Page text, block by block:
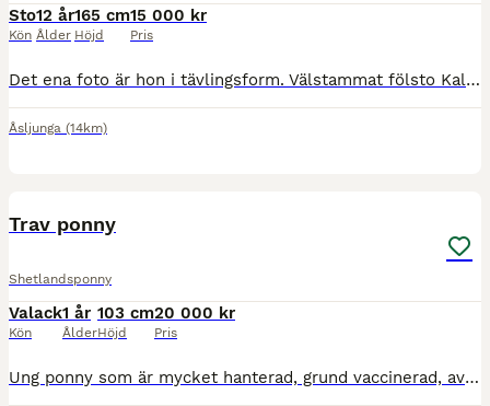
Sto
Kön
12 år
Ålder
165 cm
Höjd
15 000 kr
Pris
Det ena foto är hon i tävlingsform. Välstammat fölsto Kallis Tomma född 2014. Helsyster till Margareta Tomma Finns i Danmark och dräktig med Chapter Seven hingsten third skift som var stjärna hos Åke
Åsljunga (14km)
Trav ponny
Shetlandsponny
Valack
Kön
1 år
Ålder
103 cm
Höjd
20 000 kr
Pris
Ung ponny som är mycket hanterad, grund vaccinerad, avmaskad, pass. Vill flytta till aktiv travfamilj